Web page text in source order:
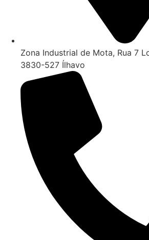
Zona Industrial de Mota, Rua 7
3830-527 Ílhavo